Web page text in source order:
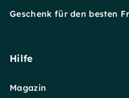
Geschenk für den besten
Hilfe
Magazin